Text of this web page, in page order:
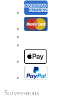
Suivez-nous